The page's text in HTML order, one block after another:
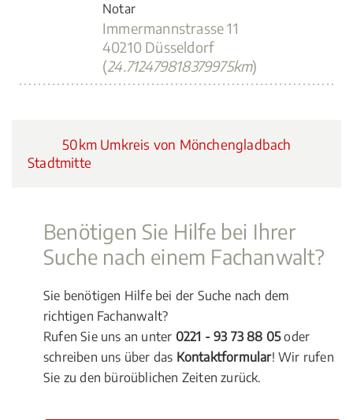
Notar
Immermannstrasse 11
40210 Düsseldorf
(24.712479818379975km)
50km Umkreis von Mönchengladbach
Stadtmitte
Benötigen Sie Hilfe bei Ihrer
Suche nach einem Fachanwalt?
Sie benötigen Hilfe bei der Suche nach dem
richtigen Fachanwalt?
Rufen Sie uns an unter 0221 - 93 73 88 05oder
schreiben uns über das Kontaktformular! Wir rufen
Sie zu den büroüblichen Zeiten zurück.